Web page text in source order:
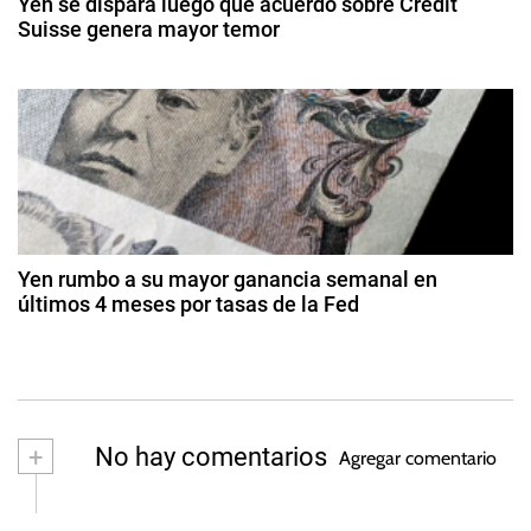
r
x
,
T
s
s
d
e
r
e
t
r
a
d
a
e
2
6
Suisse genera mayor temor
0
d
e
ar
z
o
d
e
3
Yen rumbo a su mayor ganancia semanal en
últimos 4 meses por tasas de la Fed
ju
li + No hay comentarios Agregar comentario